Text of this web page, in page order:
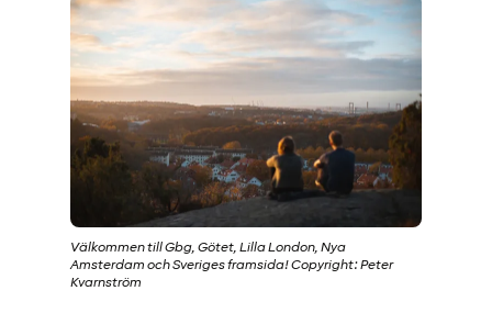
Välkommen till Gbg, Götet, Lilla London, Nya
Amsterdam och Sveriges framsida! Copyright: Peter
Kvarnström